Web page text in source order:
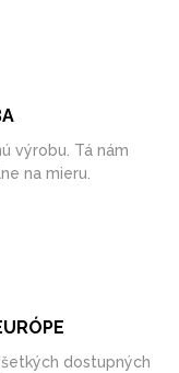
výrobu. Tá nám
na mieru.
dostupných